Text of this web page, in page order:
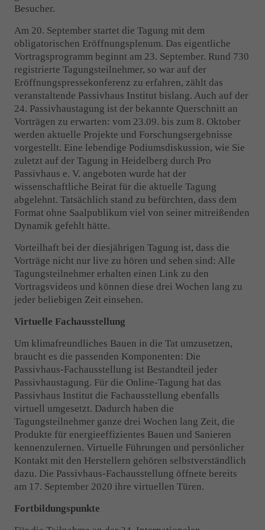
info@yourdomain.com
About us
Lorem ipsum dolor sit amet, consectetuer adipiscing
elit.
Aenean commodo ligula eget dolor. Aenean massa. Cum
sociis natoque penatibus et magnis dis parturient montes,
nascetur ridiculus mus. Donec quam felis, ultricies nec.
Besucher.
Am 20. September startet die Tagung mit dem
obligatorischen Eröffnungsplenum. Das eigentliche
Vortragsprogramm beginnt am 23. September. Rund 730
registrierte Tagungsteilnehmer, so war auf der
Eröffnungspressekonferenz zu erfahren, zählt das
veranstaltende Passivhaus Institut bislang. Auch auf der
24. Passivhaustagung ist der bekannte Querschnitt an
Vorträgen zu erwarten: vom 23.09. bis zum 8. Oktober
werden aktuelle Projekte und Forschungsergebnisse
vorgestellt. Eine lebendige Podiumsdiskussion, wie Sie
zuletzt auf der Tagung in Heidelberg durch Pro
Passivhaus e. V. angeboten wurde hat der
wissenschaftliche Beirat für die aktuelle Tagung
abgelehnt. Tatsächlich stand zu befürchten, dass dem
Format ohne Saalpublikum viel von seiner mitreißenden
Dynamik gefehlt hätte.
Vorteilhaft bei der diesjährigen Tagung ist, dass die
Vorträge nicht nur live zu hören und sehen sind: Alle
Tagungsteilnehmer erhalten einen Link zu den
Vortragsvideos und können diese drei Wochen lang zu
jeder beliebigen Zeit einsehen.
Virtuelle Fachausstellung
Um klimafreundliches Bauen in die Tat umzusetzen,
braucht es die passenden Komponenten: Die
Passivhaus-Fachausstellung ist Bestandteil jeder
Passivhaustagung. Für die Online-Tagung hat das
Passivhaus Institut die Fachausstellung ebenfalls
virtuell umgesetzt. Dadurch haben die
Tagungsteilnehmer ganze drei Wochen lang Zeit, die
Produkte für energieeffizientes Bauen und Sanieren
kennenzulernen. Virtuelle Führungen und persönlicher
Kontakt mit den Herstellern gehören selbstverständlich
dazu. Die Passivhaus-Fachausstellung öffnete bereits
am 17. September 2020 ihre virtuellen Türen.
Fortbildungspunkte